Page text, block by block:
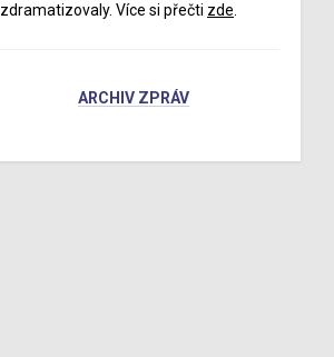
zdramatizovaly. Více si přečti zde
ARCHIV ZPRÁV